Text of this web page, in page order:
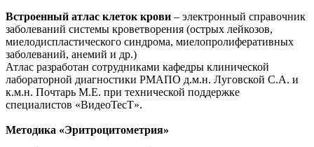
Встроенный атлас клеток крови – электронный справочник
заболеваний системы кроветворения (острых лейкозов,
миелодиспластического синдрома, миелопролиферативных
заболеваний, анемий и др.)
Атлас разработан сотрудниками кафедры клинической
лабораторной диагностики РМАПО д.м.н. Луговской С.А. и
к.м.н. Почтарь М.Е. при технической поддержке
специалистов «ВидеоТесТ».
Методика «Эритроцитометрия»